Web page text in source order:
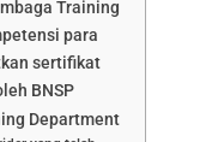
Training
para
sertifikat
BNSP
Department